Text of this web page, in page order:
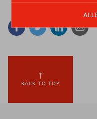
Facebook
Twitter E-
BACK TO TOP